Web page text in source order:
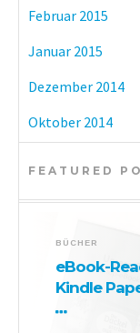
Februar 2015
Januar 2015
Dezember 2014
Oktober 2014
FEATURED
BÜCHER
eBook-
Kindle